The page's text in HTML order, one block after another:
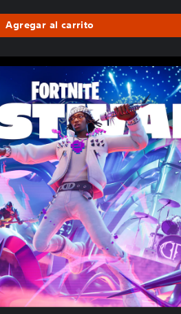
Agregar al carrito